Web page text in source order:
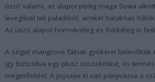
úszó valami, az alapot pedig maga Sowa
levegővel teli palackból, amiket hatalmas
Az úszó alapot homokréteg és földréteg is
A sziget mangrove fáinak gyökerei belenőttek
így biztosítva egy plusz összekötést, és
megerősítést. A Joysxee ki van pányvázva a